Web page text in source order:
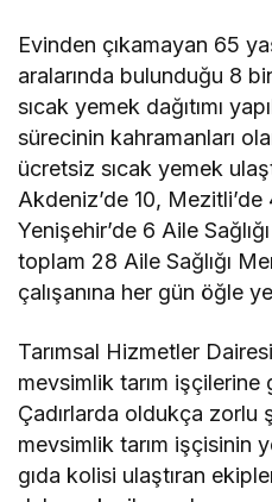
Evinden çıkamayan 65
aralarında bulunduğu 8
sıcak yemek dağıtımı
sürecinin kahramanları
ücretsiz sıcak yemek
Akdeniz’de 10,
Yenişehir’de 6 Aile
toplam 28 Aile Sağlığı
çalışanına her gün öğle
Tarımsal Hizmetler
mevsimlik tarım işçilerine
Çadırlarda oldukça zorlu
mevsimlik tarım işçisinin
gıda kolisi ulaştıran